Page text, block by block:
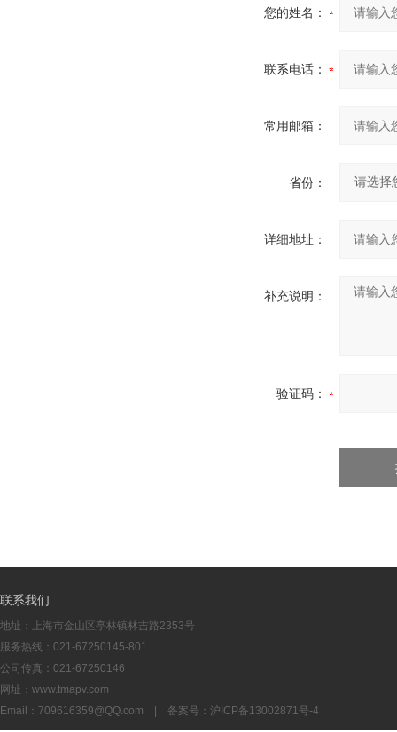
您的姓名：
联系电话：
常用邮箱：
省份：
详细地址：
补充说明：
验证码：
联系我们
地址：上海市金山区亭林镇林吉路2353号
服务热线：021-67250145-801
公司传真：021-67250146
网址：www.tmapv.com
Email： 709616359@QQ.com | 备案号： 沪ICP备13002871号-4